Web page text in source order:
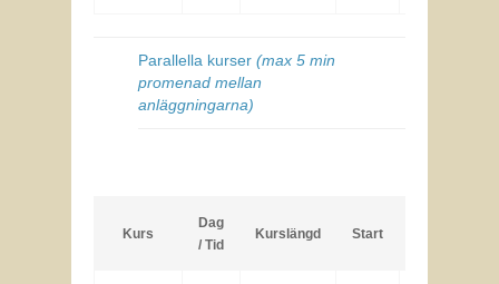
Parallella kurser (max 5 min
promenad mellan
anläggningarna)
Kurs
Dag
/ Tid
Kurslängd Start